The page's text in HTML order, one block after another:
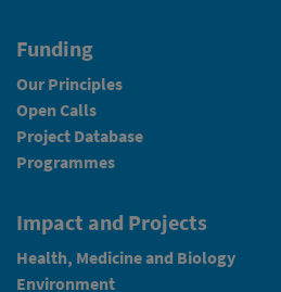
Funding
Our Principles
Open Calls
Project Database
Programmes
Impact and Projects
Health, Medicine and Biology
Environment